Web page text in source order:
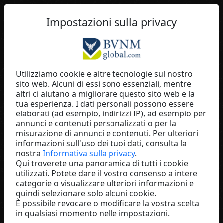
Eva Winkler
Fúmée Perfume & Cosmetics
Austria
Impostazioni sulla privacy
Utilizziamo cookie e altre tecnologie sul nostro
sito web. Alcuni di essi sono essenziali, mentre
altri ci aiutano a migliorare questo sito web e la
tua esperienza. I dati personali possono essere
elaborati (ad esempio, indirizzi IP), ad esempio per
annunci e contenuti personalizzati o per la
misurazione di annunci e contenuti. Per ulteriori
informazioni sull'uso dei tuoi dati, consulta la
nostra Informativa sulla privacy.
Qui troverete una panoramica di tutti i cookie
utilizzati. Potete dare il vostro consenso a intere
categorie o visualizzare ulteriori informazioni e
quindi selezionare solo alcuni cookie.
È possibile revocare o modificare la vostra scelta
in qualsiasi momento nelle impostazioni.